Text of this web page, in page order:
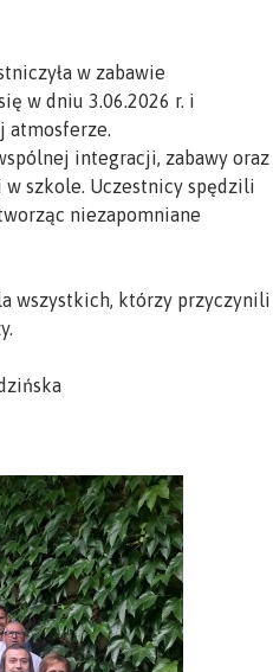
w zabawie
w dniu 3.06.2026 r. i
atmosferze.
integracji, zabawy oraz
szkole. Uczestnicy spędzili
niezapomniane
wszystkich, którzy przyczynili